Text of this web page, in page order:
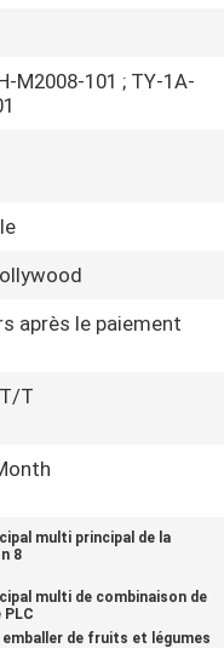
M2008-101 ; TY-1A-
après le paiement
T
multi principal de la
8
multi de combinaison de
emballer de fruits et légumes